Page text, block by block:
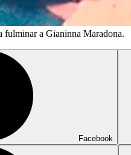
fulminar a Gianinna Maradona.
Facebook